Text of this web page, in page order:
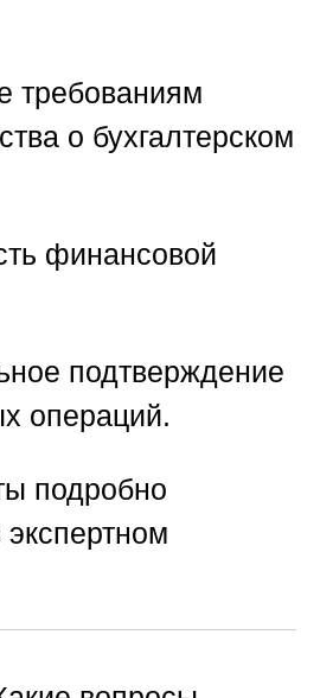
требованиям
о бухгалтерском
финансовой
подтверждение
операций.
подробно